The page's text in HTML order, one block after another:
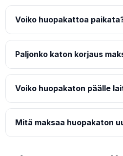
Voiko huopakattoa
Paljonko katon korjaus
Voiko huopakaton päälle
Mitä maksaa huopakaton